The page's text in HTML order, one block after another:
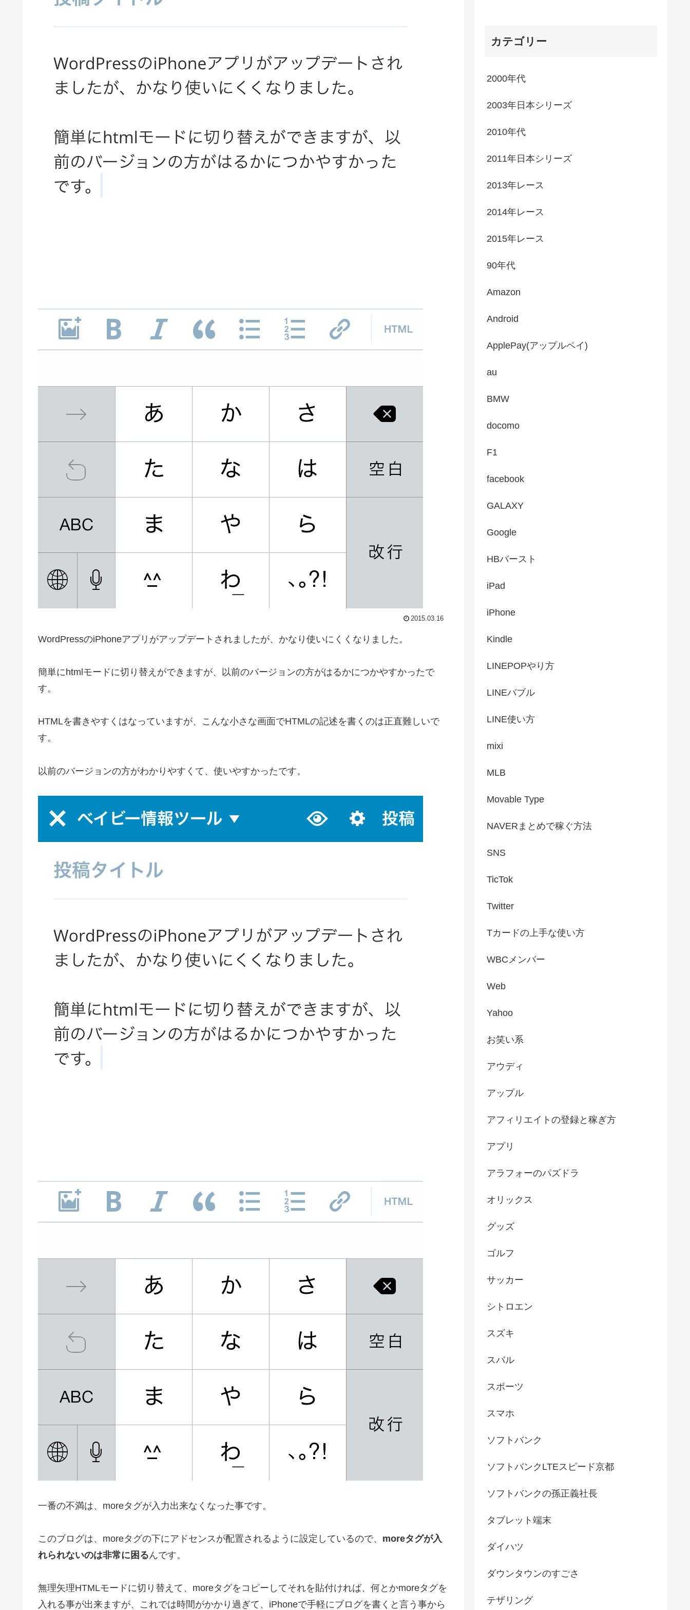
2015.03.16
WordPressのiPhoneアプリがアップデートされましたが、かなり使いにくくなりました。
簡単にhtmlモードに切り替えができますが、以前のバージョンの方がはるかにつかやすかったで
す。
HTMLを書きやすくはなっていますが、こんな小さな画面でHTMLの記述を書くのは正直難しいで
す。
以前のバージョンの方がわかりやすくて、使いやすかったです。
一番の不満は、moreタグが入力出来なくなった事です。
このブログは、moreタグの下にアドセンスが配置されるように設定しているので、 moreタグが入
れられないのは非常に困るんです。
無理矢理HTMLモードに切り替えて、moreタグをコピーしてそれを貼付ければ、何とかmoreタグを
入れる事が出来ますが、これでは時間がかかり過ぎて、iPhoneで手軽にブログを書くと言う事から
カテゴリー
2000年代
2003年日本シリーズ
2010年代
2011年日本シリーズ
2013年レース
2014年レース
2015年レース
90年代
Amazon
Android
ApplePay(アップルペイ)
au
BMW
docomo
F1
facebook
GALAXY
Google
HBバースト
iPad
iPhone
Kindle
LINEPOPやり方
LINEバブル
LINE使い方
mixi
MLB
Movable Type
NAVERまとめで稼ぐ方法
SNS
TicTok
Twitter
Tカードの上手な使い方
WBCメンバー
Web
Yahoo
お笑い系
アウディ
アップル
アフィリエイトの登録と稼ぎ方
アプリ
アラフォーのパズドラ
オリックス
グッズ
ゴルフ
サッカー
シトロエン
スズキ
スバル
スポーツ
スマホ
ソフトバンク
ソフトバンクLTEスピード京都
ソフトバンクの孫正義社長
タブレット端末
ダイハツ
ダウンタウンのすごさ
テザリング